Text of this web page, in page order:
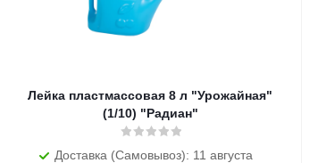
Лейка пластмассовая 8 л "Урожайная"
(1/10) "Радиан"
Доставка (Самовывоз): 11 августа